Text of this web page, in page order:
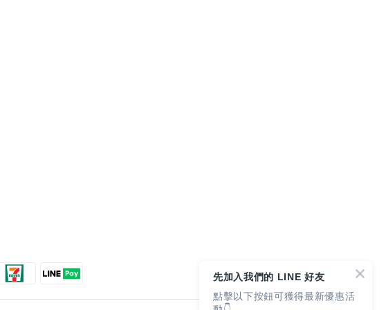
先加入我們的 LINE 好友
點擊以下按鈕可獲得最新優惠活